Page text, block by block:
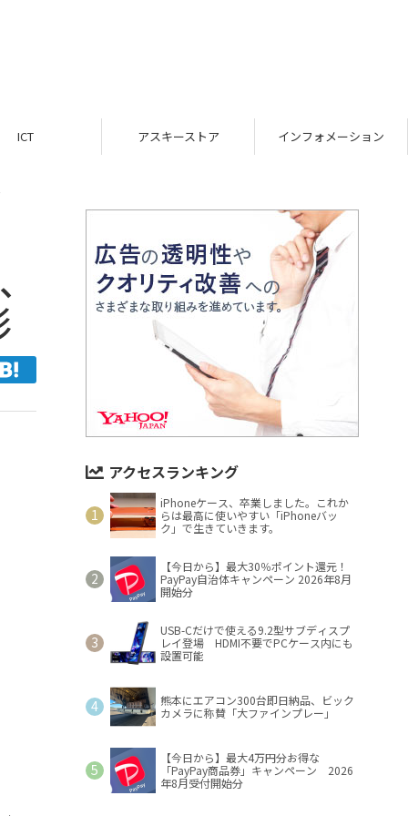
ICT アスキーストア インフォメーション
アクセスランキング
iPhoneケース、卒業しました。これか
らは最高に使いやすい「iPhoneバッ
ク」で生きていきます。
【今日から】最大30％ポイント還元！
PayPay自治体キャンペーン 2026年8月
開始分
USB-Cだけで使える9.2型サブディスプ
レイ登場 HDMI不要でPCケース内にも
設置可能
熊本にエアコン300台即日納品、ビック
カメラに称賛「大ファインプレー」
【今日から】最大4万円分お得な
「PayPay商品券」キャンペーン 2026
年8月受付開始分